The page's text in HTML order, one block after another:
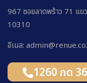
967 ซอยลาดพร้าว 71 แข
10310
อีเมล:
1260 กด 36